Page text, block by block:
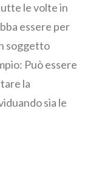
le volte in
essere per
soggetto
Può essere
la
sia le